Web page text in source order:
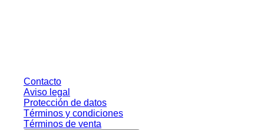
Contacto
Aviso legal
Protección de datos
Términos y condiciones
Términos de venta